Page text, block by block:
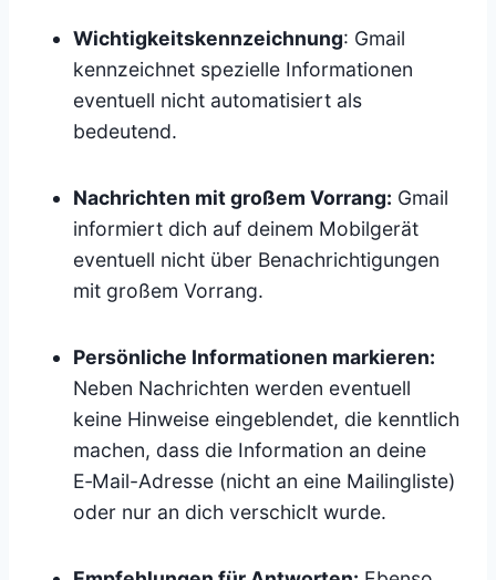
Wichtigkeitskennzeichnung: Gmail
kennzeichnet spezielle Informationen
eventuell nicht automatisiert als
bedeutend.
Nachrichten mit großem Vorrang: Gmail
informiert dich auf deinem Mobilgerät
eventuell nicht über Benachrichtigungen
mit großem Vorrang.
Persönliche Informationen markieren:
Neben Nachrichten werden eventuell
keine Hinweise eingeblendet, die kenntlich
machen, dass die Information an deine
E‑Mail-Adresse (nicht an eine Mailingliste)
oder nur an dich verschiclt wurde.